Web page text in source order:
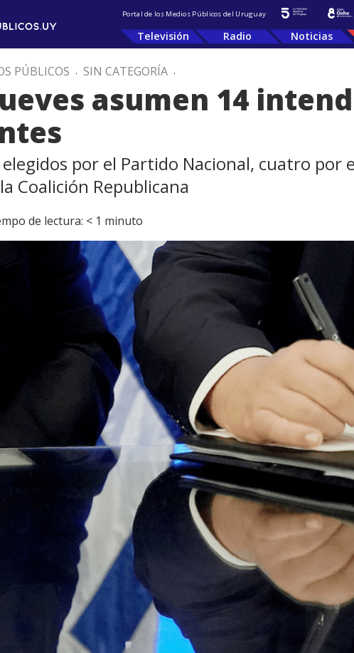
Portal de los Medios Públicos del Uruguay
Televisión Radio Noticias
PÚBLICOS . SIN CATEGORÍA .
asumen 14
por el Partido Nacional, cuatro por
Coalición Republicana
de lectura: < 1 minuto